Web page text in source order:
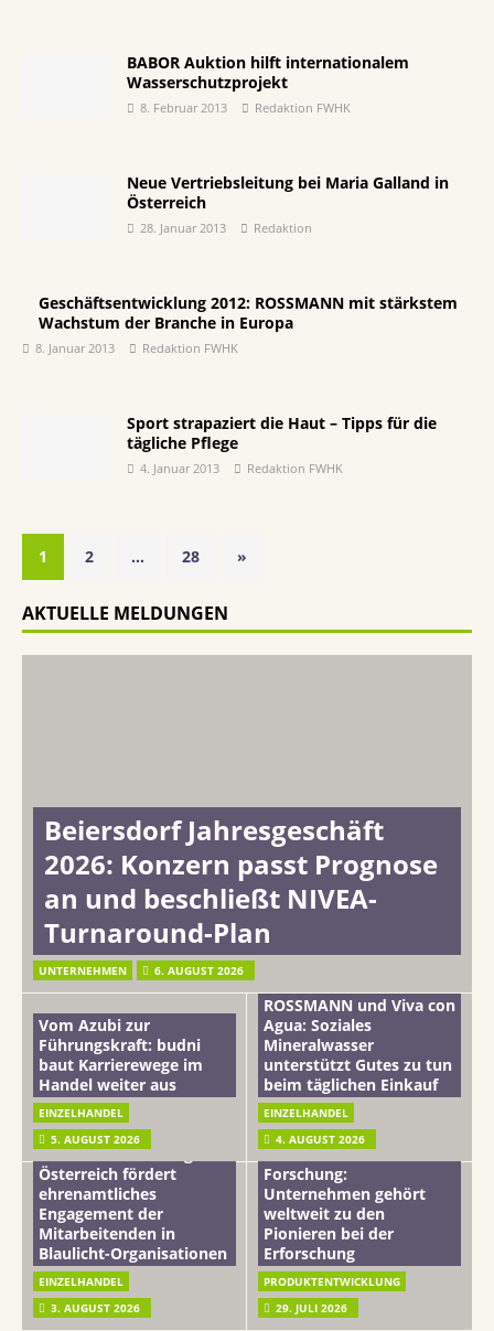
BABOR Auktion hilft internationalem
Wasserschutzprojekt
8. Februar 2013 Redaktion FWHK
Neue Vertriebsleitung bei Maria Galland in
Österreich
28. Januar 2013 Redaktion
Geschäftsentwicklung 2012: ROSSMANN mit stärkstem
Wachstum der Branche in Europa
8. Januar 2013 Redaktion FWHK
Sport strapaziert die Haut – Tipps für die
tägliche Pflege
4. Januar 2013 Redaktion FWHK
1 2 … 28 »
AKTUELLE MELDUNGEN
Beiersdorf Jahresgeschäft
2026: Konzern passt Prognose
an und beschließt NIVEA-
Turnaround-Plan
UNTERNEHMEN 6. AUGUST 2026
Vom Azubi zur
Führungskraft: budni
baut Karrierewege im
Handel weiter aus
EINZELHANDEL
5. AUGUST 2026
ROSSMANN und Viva con
Agua: Soziales
Mineralwasser
unterstützt Gutes zu tun
beim täglichen Einkauf
EINZELHANDEL
4. AUGUST 2026
mehr vom leben tag: dm
Österreich fördert
ehrenamtliches
Engagement der
Mitarbeitenden in
Blaulicht-Organisationen
EINZELHANDEL
3. AUGUST 2026
Beiersdorf
Hautmikrobiom-
Forschung:
Unternehmen gehört
weltweit zu den
Pionieren bei der
Erforschung
PRODUKTENTWICKLUNG
29. JULI 2026